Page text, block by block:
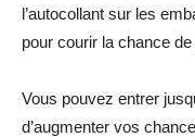
l’autocollant sur les
pour courir la chance de
Vous pouvez entrer
d’augmenter vos